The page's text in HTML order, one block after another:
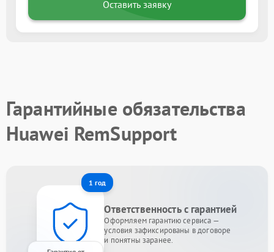
Оставить заявку
Гарантийные обязательства
Huawei RemSupport
1 год
Ответственность с гарантией
Оформляем гарантию сервиса —
условия зафиксированы в договоре
и понятны заранее.